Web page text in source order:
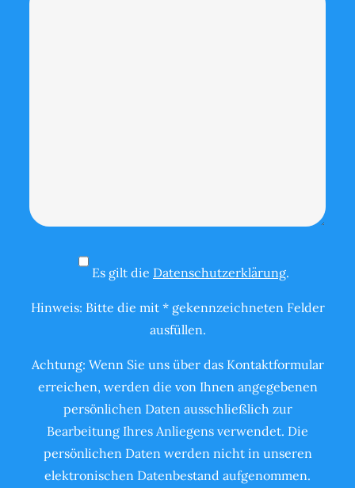
Es gilt die Datenschutzerklärung.
Hinweis: Bitte die mit * gekennzeichneten Felder
ausfüllen.
Achtung: Wenn Sie uns über das Kontaktformular
erreichen, werden die von Ihnen angegebenen
persönlichen Daten ausschließlich zur
Bearbeitung Ihres Anliegens verwendet. Die
persönlichen Daten werden nicht in unseren
elektronischen Datenbestand aufgenommen.